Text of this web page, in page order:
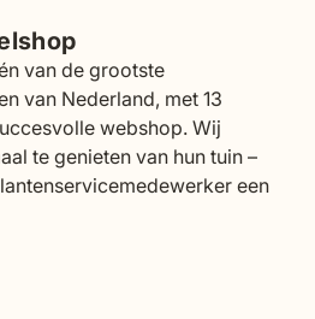
van de grootste
van Nederland, met 13
webshop. Wij
te genieten van hun tuin –
een